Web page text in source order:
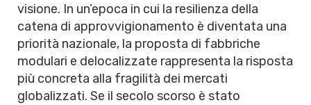
visione. In un’epoca in cui la resilienza della
catena di approvvigionamento è diventata una
priorità nazionale, la proposta di fabbriche
modulari e delocalizzate rappresenta la risposta
più concreta alla fragilità dei mercati
globalizzati. Se il secolo scorso è stato